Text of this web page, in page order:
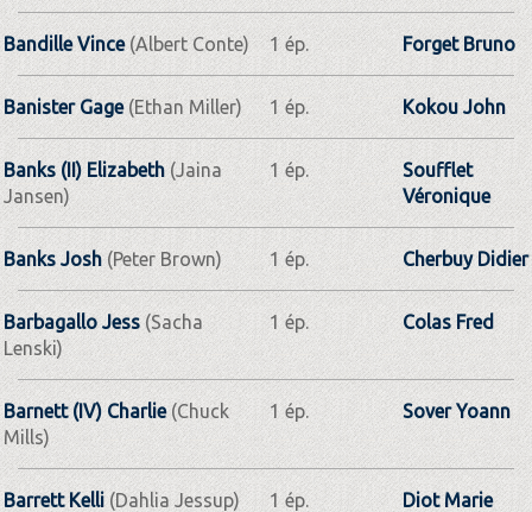
Bandille Vince(Albert Conte) 1 ép. Forget Bruno
Banister Gage(Ethan Miller) 1 ép. Kokou John
Banks (II) Elizabeth (Jaina
Jansen)
1 ép.
Soufflet
Véronique
Banks Josh (Peter Brown) 1 ép. Cherbuy Didier
Barbagallo Jess(Sacha
Lenski)
1 ép. Colas Fred
Barnett (IV) Charlie(Chuck
Mills)
1 ép. Sover Yoann
Barrett Kelli (Dahlia Jessup) 1 ép. Diot Marie